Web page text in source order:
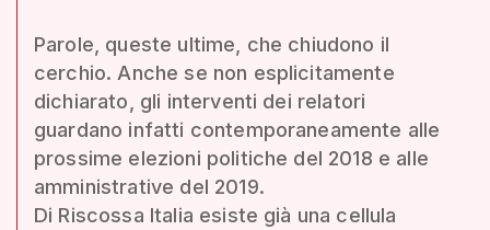
Parole, queste ultime, che chiudono il
cerchio. Anche se non esplicitamente
dichiarato, gli interventi dei relatori
guardano infatti contemporaneamente alle
prossime elezioni politiche del 2018 e alle
amministrative del 2019.
Di Riscossa Italia esiste già una cellula